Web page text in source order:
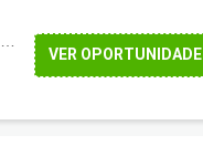
VER OPORTUNIDADE